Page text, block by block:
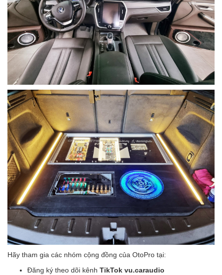
Hãy tham gia các nhóm cộng đồng của OtoPro tại:
Đăng ký theo dõi kênh TikTok vu.caraudio